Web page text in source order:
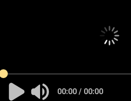
00:00 / 00:00